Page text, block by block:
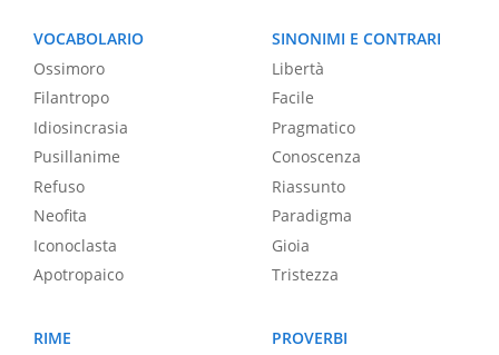
VOCABOLARIO
Ossimoro
Filantropo
Idiosincrasia
Pusillanime
Refuso
Neofita
Iconoclasta
Apotropaico
SINONIMI E CONTRARI
Libertà
Facile
Pragmatico
Conoscenza
Riassunto
Paradigma
Gioia
Tristezza
RIME
PROVERBI